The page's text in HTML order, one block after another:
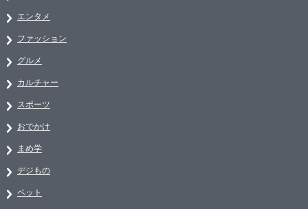
エンタメ
ファッション
グルメ
カルチャー
スポーツ
おでかけ
まめ学
デジもの
ペット